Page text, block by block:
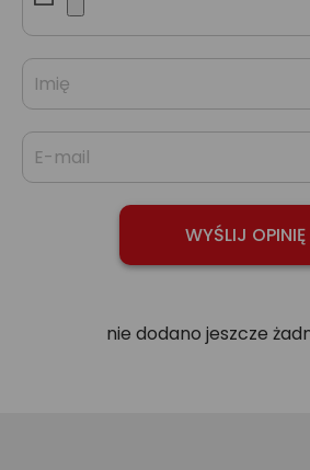
nie dodano jeszcze